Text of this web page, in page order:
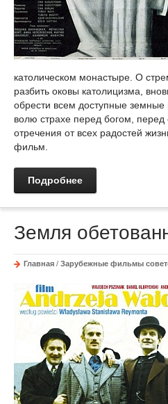
католическом монастыре. О
разбить оковы католицизма,
обрести всем доступные
волю страхе перед богом, перед
отречения от всех радостей
фильм.
Подробнее
Земля
Главная / Зарубежные фильмы